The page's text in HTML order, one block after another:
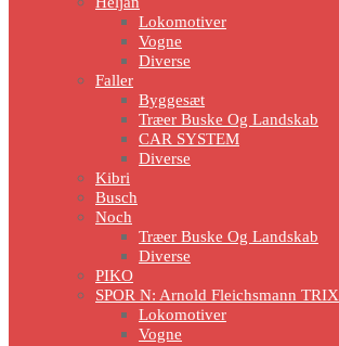
Lokomotiver
Vogne
Diverse
Faller
Byggesæt
Træer Buske Og Landskab
CAR SYSTEM
Diverse
Kibri
Busch
Noch
Træer Buske Og Landskab
Diverse
PIKO
SPOR N: Arnold Fleichsmann TRIX
Lokomotiver
Vogne